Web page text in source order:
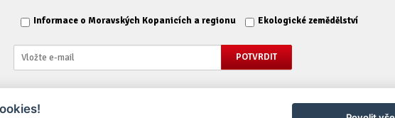
Informace o Moravských Kopanicích a regionu Ekologické zemědělství